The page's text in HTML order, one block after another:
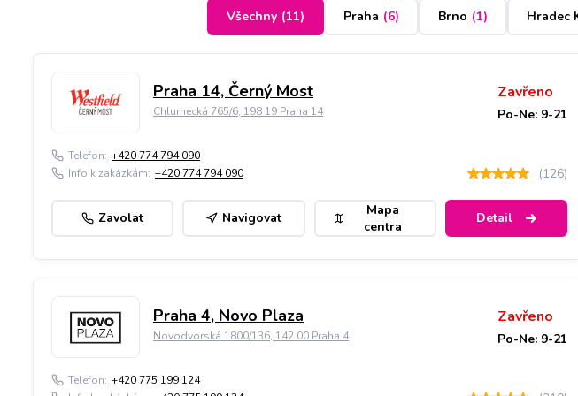
Všechny (11) Praha (6) Brno (1) Hradec
Praha 14, Černý Most
Chlumecká 765/6, 198 19 Praha 14
Zavřeno
Po-Ne: 9-21
Telefon: +420 774 794 090
Info k zakázkám: +420 774 794 090 (126)
Zavolat Navigovat
Mapa
centra
Detail
Praha 4, Novo Plaza
Novodvorská 1800/136, 142 00 Praha 4
Zavřeno
Po-Ne: 9-21
Telefon: +420 775 199 124